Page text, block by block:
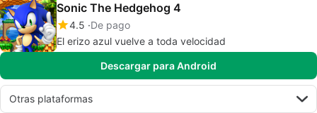
Sonic The Hedgehog 4
4.5 De pago
El erizo azul vuelve a toda velocidad
Descargar para Android
Otras plataformas